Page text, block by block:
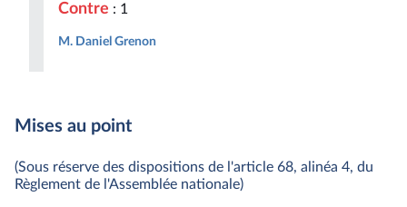
Contre : 1
M. Daniel Grenon
Mises au point
(Sous réserve des dispositions de l'article 68, alinéa 4, du
Règlement de l'Assemblée nationale)